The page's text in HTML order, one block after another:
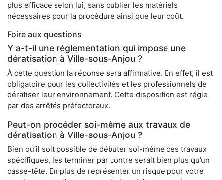
plus efficace selon lui, sans oublier les matériels
nécessaires pour la procédure ainsi que leur coût.
Foire aux questions
Y a-t-il une réglementation qui impose une
dératisation à Ville-sous-Anjou ?
À cette question la réponse sera affirmative. En effet, il est
obligatoire pour les collectivités et les professionnels de
dératiser leur environnement. Cette disposition est régie
par des arrêtés préfectoraux.
Peut-on procéder soi-même aux travaux de
dératisation à Ville-sous-Anjou ?
Bien qu’il soit possible de débuter soi-même ces travaux
spécifiques, les terminer par contre serait bien plus qu’un
casse-tête. En plus de représenter un risque pour votre